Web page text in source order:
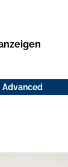
Advanced